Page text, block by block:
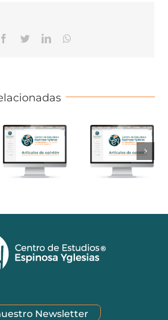
Facebook
TwitterLinkedinWhatsapp
Newsletter